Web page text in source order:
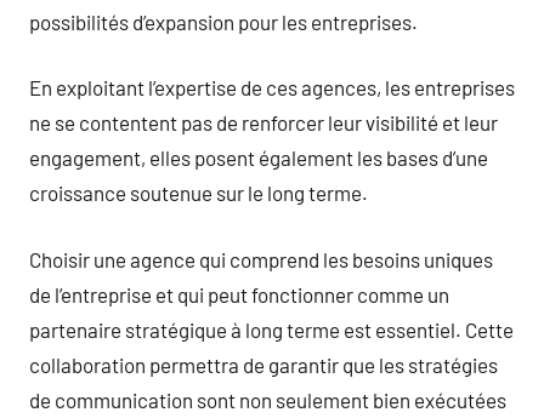
possibilités d’expansion pour les entreprises.
En exploitant l’expertise de ces agences, les entreprises
ne se contentent pas de renforcer leur visibilité et leur
engagement, elles posent également les bases d’une
croissance soutenue sur le long terme.
Choisir une agence qui comprend les besoins uniques
de l’entreprise et qui peut fonctionner comme un
partenaire stratégique à long terme est essentiel. Cette
collaboration permettra de garantir que les stratégies
de communication sont non seulement bien exécutées